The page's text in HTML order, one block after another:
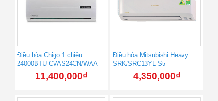
Điều hòa Chigo 1 chiều
24000BTU CVAS24CN/WAA
11,400,000₫
Điều hòa Mitsubishi Heavy
SRK/SRC13YL-S5
4,350,000₫